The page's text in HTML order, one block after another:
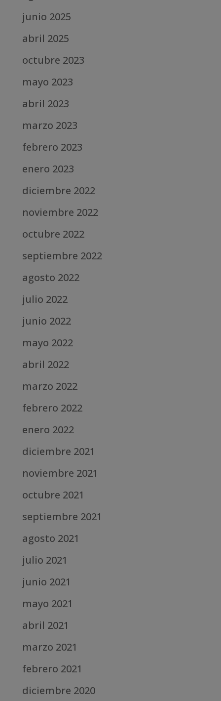
junio 2025
abril 2025
octubre 2023
mayo 2023
abril 2023
marzo 2023
febrero 2023
enero 2023
diciembre 2022
noviembre 2022
octubre 2022
septiembre 2022
agosto 2022
julio 2022
junio 2022
mayo 2022
abril 2022
marzo 2022
febrero 2022
enero 2022
diciembre 2021
noviembre 2021
octubre 2021
septiembre 2021
agosto 2021
julio 2021
junio 2021
mayo 2021
abril 2021
marzo 2021
febrero 2021
diciembre 2020